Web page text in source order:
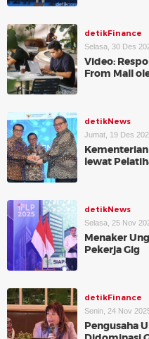
detikFinance
Selasa, 30 Des
Video:
From Mall
detikNews
Jumat, 19 Des
lewat
detikNews
Selasa, 25 Nov
Menaker
Pekerja Gig
detikFinance
Senin, 24 Nov
Pengusaha